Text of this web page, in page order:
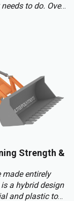
to do. Over-
Instead, the
with
chemical
Strength &
entirely
a hybrid design
and plastic to